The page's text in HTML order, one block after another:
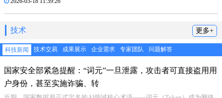
技术 更多+
科技新闻 技术交易 成果展示 企业需求 专家团队 问题解答
国家安全部紧急提醒：“词元”一旦泄露，攻击者可直接盗用用
户身份，甚至实施诈骗、转